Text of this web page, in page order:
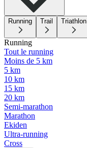
Running Trail Triathlon
Running
Tout le running
Moins de 5 km
5 km
10 km
15 km
20 km
Semi-marathon
Marathon
Ekiden
Ultra-running
Cross